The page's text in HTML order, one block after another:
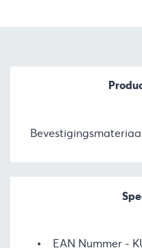
EAN Nummer